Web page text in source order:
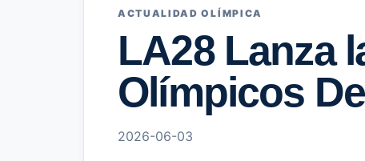
ACTUALIDAD OLÍMPICA
LA28 Lanza
Olímpicos
2026-06-03